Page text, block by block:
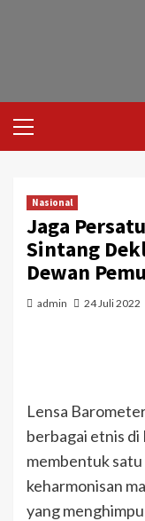
Nasional
Jaga
Sintang
Dewan
admin 24 Juli 2022
Lensa
berbagai etnis
membentuk
keharmonisan
yang